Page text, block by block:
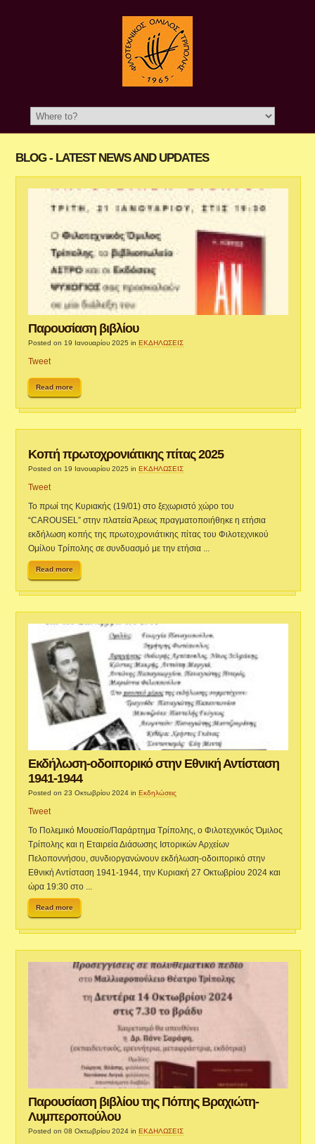
BLOG - LATEST NEWS AND UPDATES
Παρουσίαση βιβλίου
Posted on 19 Ιανουαρίου 2025 in ΕΚΔΗΛΩΣΕΙΣ
Tweet
Read more
Κοπή πρωτοχρονιάτικης πίτας 2025
Posted on 19 Ιανουαρίου 2025 in ΕΚΔΗΛΩΣΕΙΣ
Tweet
Το πρωί της Κυριακής (19/01) στο ξεχωριστό χώρο του
“CAROUSEL” στην πλατεία Άρεως πραγματοποιήθηκε η ετήσια
εκδήλωση κοπής της πρωτοχρονιάτικης πίτας του Φιλοτεχνικού
Ομίλου Τρίπολης σε συνδυασμό με την ετήσια ...
Read more
Εκδήλωση-οδοιπορικό στην Εθνική Αντίσταση
1941-1944
Posted on 23 Οκτωβρίου 2024 in Εκδηλώσεις
Tweet
Το Πολεμικό Μουσείο/Παράρτημα Τρίπολης, ο Φιλοτεχνικός Όμιλος
Τρίπολης και η Εταιρεία Διάσωσης Ιστορικών Αρχείων
Πελοποννήσου, συνδιοργανώνουν εκδήλωση-οδοιπορικό στην
Εθνική Αντίσταση 1941-1944, την Κυριακή 27 Οκτωβρίου 2024 και
ώρα 19:30 στο ...
Read more
Παρουσίαση βιβλίου της Πόπης Βραχιώτη-
Λυμπεροπούλου
Posted on 08 Οκτωβρίου 2024 in ΕΚΔΗΛΩΣΕΙΣ